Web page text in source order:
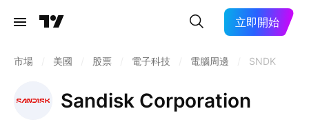
立即開始
市場 美國 股票 電子科技 電腦周邊 SNDK
Sandisk Corporation